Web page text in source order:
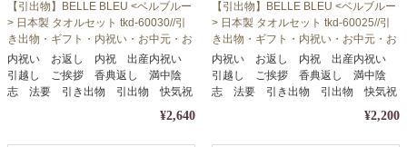
【引出物】BELLE BLEU <ベルブルー
> 日本製 タオルセット tkd-60030//引
き出物・ギフト・内祝い・お中元・お
歳暮等に
内祝い お返し 内祝 出産内祝い
引越し ご挨拶 香典返し 満中陰
志 法要 引き出物 引出物 快気祝
¥2,640
【引出物】BELLE BLEU <ベルブルー
> 日本製 タオルセット tkd-60025//引
き出物・ギフト・内祝い・お中元・お
歳暮等に
内祝い お返し 内祝 出産内祝い
引越し ご挨拶 香典返し 満中陰
志 法要 引き出物 引出物 快気祝
¥2,200